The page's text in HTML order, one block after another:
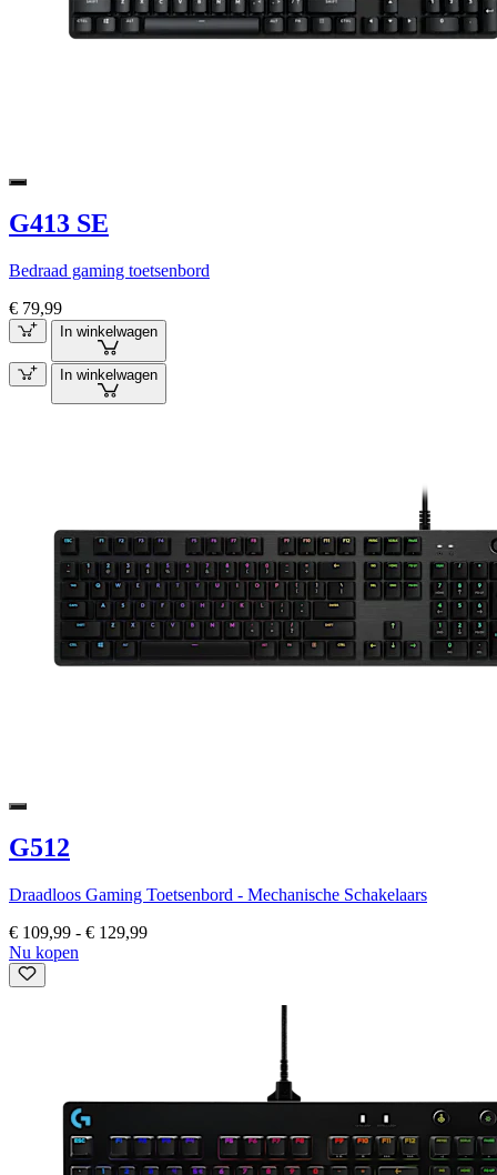
G413 SE
Bedraad gaming toetsenbord
€ 79,99
In winkelwagen
In winkelwagen
G512
Draadloos Gaming Toetsenbord - Mechanische Schakelaars
€ 109,99 - € 129,99
Nu kopen